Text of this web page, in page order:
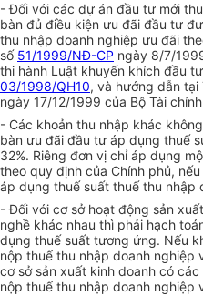
- Đối với các dự án đầu tư mới
bàn đủ điều kiện ưu đãi đầu tư
thu nhập doanh nghiệp ưu đãi
số 51/1999/NĐ-CP ngày 8/7/
thi hành Luật khuyến khích đầu
03/1998/QH10, và hướng dẫn
ngày 17/12/1999 của Bộ Tài
- Các khoản thu nhập khác
bàn ưu đãi đầu tư áp dụng thuế
32%. Riêng đơn vị chỉ áp dụng
theo quy định của Chính phủ,
áp dụng thuế suất thuế thu nhập
- Đối với cơ sở hoạt động sản
nghề khác nhau thì phải hạch
dụng thuế suất tương ứng. Nếu
nộp thuế thu nhập doanh nghiệp
cơ sở sản xuất kinh doanh có
nộp thuế thu nhập doanh nghiệp